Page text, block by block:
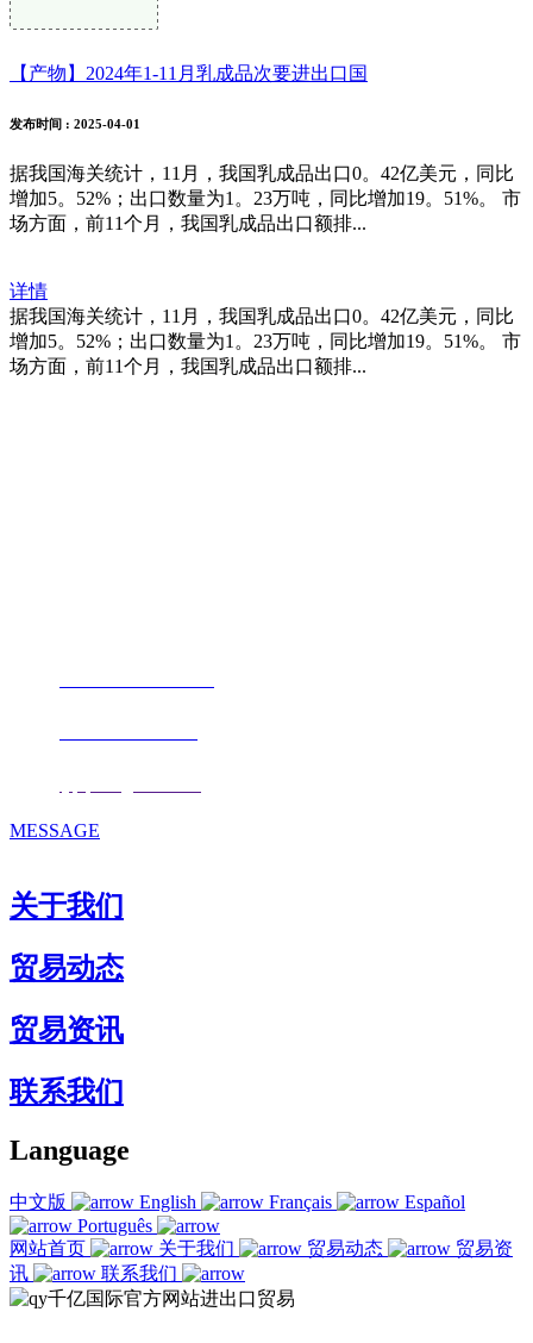
【产物】2024年1-11月乳成品次要进出口国
发布时间 : 2025-04-01
据我国海关统计，11月，我国乳成品出口0。42亿美元，同比
增加5。52%；出口数量为1。23万吨，同比增加19。51%。 市
场方面，前11个月，我国乳成品出口额排...
详情
据我国海关统计，11月，我国乳成品出口0。42亿美元，同比
增加5。52%；出口数量为1。23万吨，同比增加19。51%。 市
场方面，前11个月，我国乳成品出口额排...
MESSAGE
关于我们
贸易动态
贸易资讯
联系我们
Language
中文版 English Français
Español
Português
网站首页
关于我们 贸易动态
贸易资
讯
联系我们